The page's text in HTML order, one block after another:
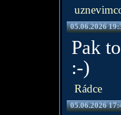
05.06.2026
Pak
:-)
Rádce
05.06.2026